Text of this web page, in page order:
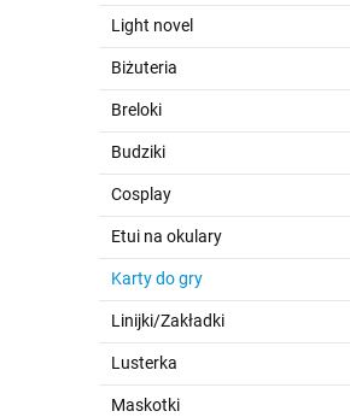
Light novel
Biżuteria
Breloki
Budziki
Cosplay
Etui na okulary
Karty do gry
Linijki/Zakładki
Lusterka
Maskotki